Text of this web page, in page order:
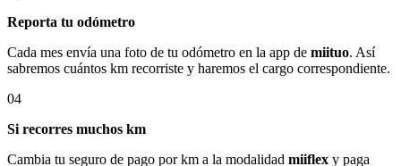
Reporta tu odómetro
Cada mes envía una foto de tu odómetro en la app de miituo. Así
sabremos cuántos km recorriste y haremos el cargo correspondiente.
04
Si recorres muchos km
Cambia tu seguro de pago por km a la modalidad miiflex y paga